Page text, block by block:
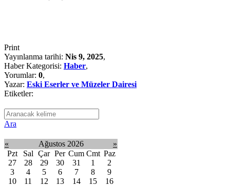
Print
Yayınlanma tarihi: Nis 9, 2025,
Haber Kategorisi: Haber,
Yorumlar: 0,
Yazar: Eski Eserler ve Müzeler Dairesi
Etiketler:
Ara
« Ağustos 2026
»
Pzt
Sal Çar Per Cum Cmt Paz
27
28 29 30 31 1
2
3
4 5 6 7 8
9
10
11 12 13 14 15
16